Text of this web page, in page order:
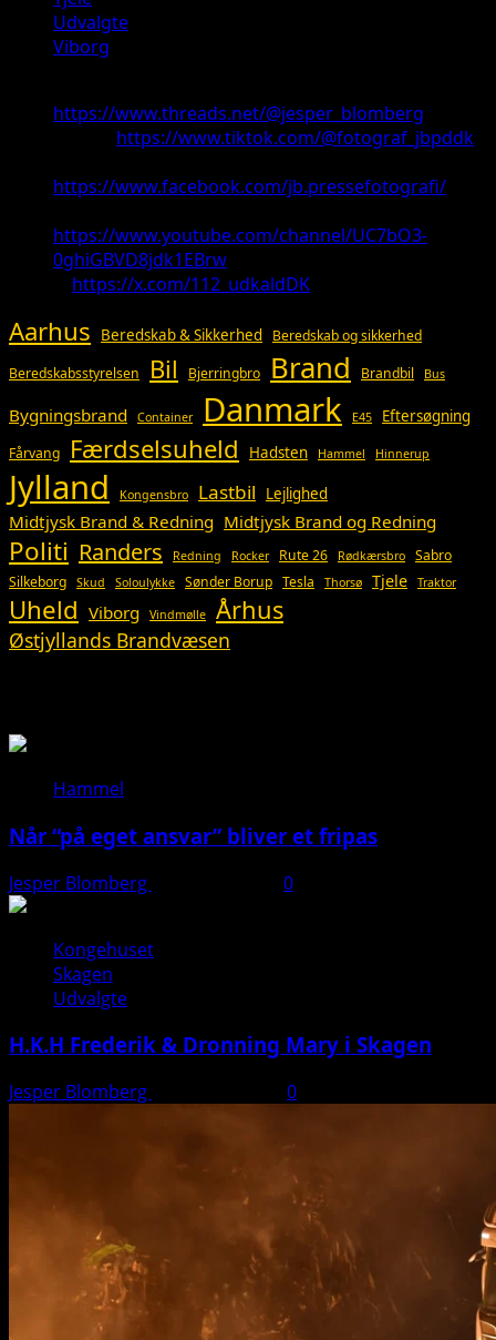
Udvalgte
Viborg
https://www.threads.net/@jesper_blomberg
https://www.tiktok.com/@fotograf_jbpddk
https://www.facebook.com/jb.pressefotografi/
https://www.youtube.com/channel/UC7bO3-
0ghiGBVD8jdk1EBrw
https://x.com/112_udkaldDK
Aarhus Beredskab & Sikkerhed
Beredskab og sikkerhed
Beredskabsstyrelsen
Bil Bjerringbro Brand Brandbil Bus
Bygningsbrand Container Danmark E45 Eftersøgning
Fårvang Færdselsuheld Hadsten Hammel Hinnerup
Jylland Kongensbro Lastbil Lejlighed
Midtjysk Brand & Redning Midtjysk Brand og Redning
Politi Randers Redning Rocker Rute 26 Rødkærsbro
Sabro
Silkeborg
Skud Soloulykke Sønder Borup Tesla Thorsø Tjele Traktor
Uheld Viborg Vindmølle Århus
Østjyllands Brandvæsen
Hammel
Når “på eget ansvar” bliver et fripas
Jesper Blomberg 0
Kongehuset
Skagen
Udvalgte
H.K.H Frederik & Dronning Mary i Skagen
Jesper Blomberg 0